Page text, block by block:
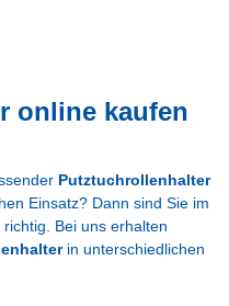
online kaufen
Putztuchrollenhalter
Einsatz? Dann sind Sie im
Bei uns erhalten
in unterschiedlichen